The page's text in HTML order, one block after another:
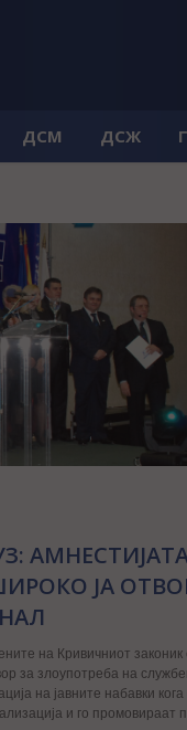
ДСМ ДСЖ
ЈА
на Кривичниот законик
за злоупотреба на
на јавните набавки кога
и го промовираат